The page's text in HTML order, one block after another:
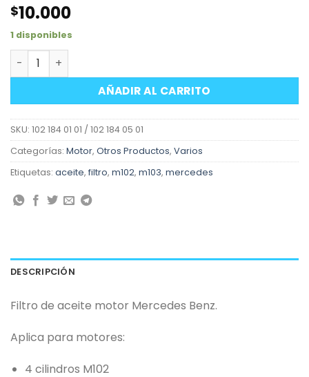
$10.000
1 disponibles
Filtro de aceite motor Hengst H14W40 para Mercedes
AÑADIR AL CARRITO
SKU: 102 184 01 01 / 102 184 05 01
Categorías: Motor, Otros Productos, Varios
Etiquetas: aceite, filtro, m102, m103, mercedes
DESCRIPCIÓN
Filtro de aceite motor Mercedes Benz.
Aplica para motores:
4 cilindros M102